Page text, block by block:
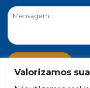
Valorizamos